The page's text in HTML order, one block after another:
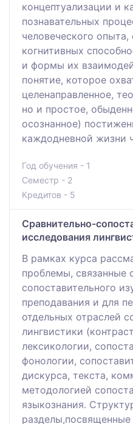
концептуализации и
познавательных
человеческого опыта,
когнитивных
и формы их
понятие, которое
целенаправленное,
но и простое,
осознанное)
каждодневной жизни
Год обучения - 1
Семестр - 2
Кредитов - 5
Сравнительно-
исследования
В рамках курса
проблемы, связанные
сопоставительного
преподавания и для
отдельных отраслей
лингвистики
лексикологии,
фонологии,
дискурса, текста,
методологией
языкознания.
разделы,посвященные